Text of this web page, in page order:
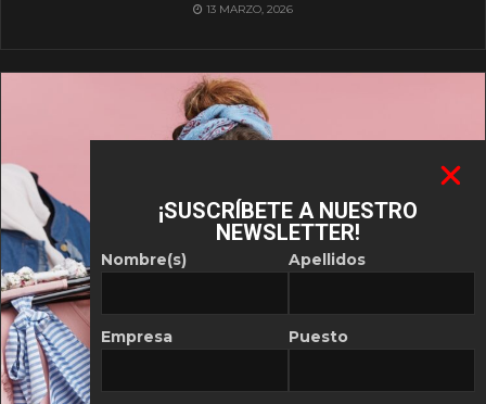
13 MARZO, 2026
¡SUSCRÍBETE A NUESTRO
NEWSLETTER!
Nombre(s)
Empresa
Apellidos
Puesto